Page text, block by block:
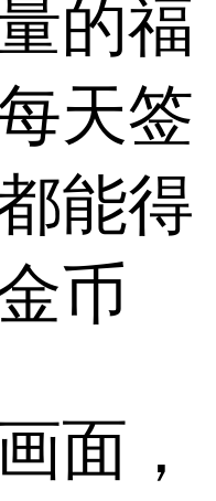
的福
天签
能得
币
面，